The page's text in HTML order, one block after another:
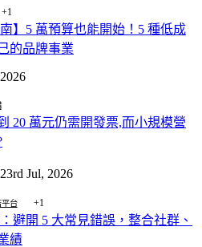
+1
南】5 萬預算也能開始！5 種低成
的品牌事業
20 萬元仍需開發票,而小規模營
Jul, 2026
平台 +1
避開 5 大常見錯誤，整合社群、
績